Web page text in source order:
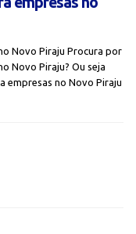
Novo Piraju Procura por
Novo Piraju? Ou seja
empresas no Novo Piraju